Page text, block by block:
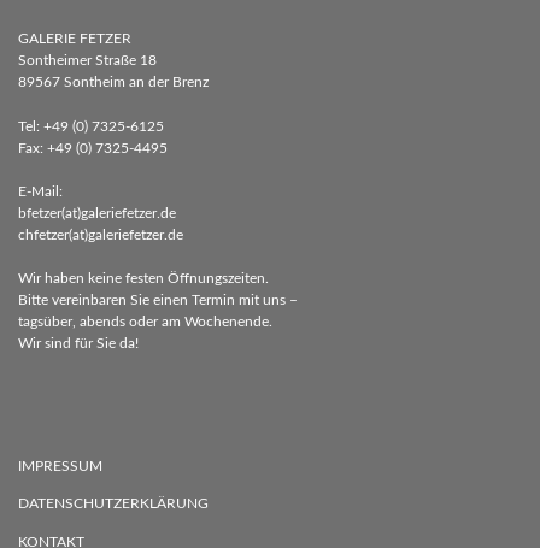
GALERIE FETZER
Sontheimer Straße 18
89567 Sontheim an der Brenz
Tel: +49 (0) 7325-6125
Fax: +49 (0) 7325-4495
E-Mail:
bfetzer(at)galeriefetzer.de
chfetzer(at)galeriefetzer.de
Wir haben keine festen Öffnungszeiten.
Bitte vereinbaren Sie einen Termin mit uns –
tagsüber, abends oder am Wochenende.
Wir sind für Sie da!
IMPRESSUM
DATENSCHUTZERKLÄRUNG
KONTAKT